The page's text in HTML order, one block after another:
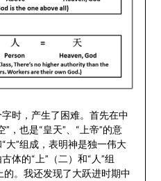
时，产生了困难。首先在中
，也是“皇天”、“上帝”的意
大”组成，表明神是独一伟大
体的“上”（二）和“人”组
。我还发现了大跃进时期中